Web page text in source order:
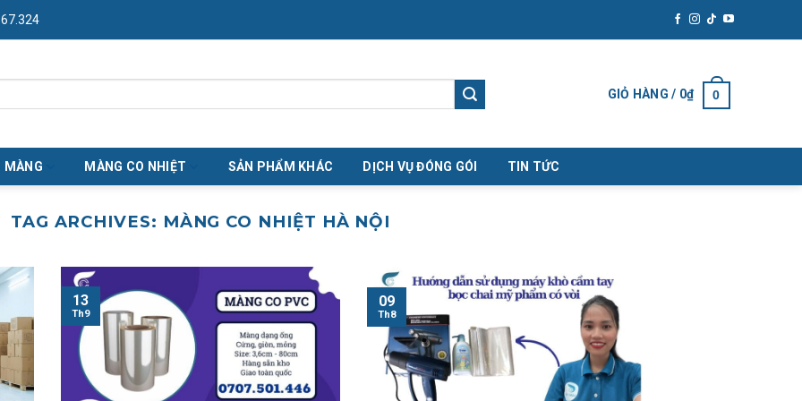
GIỎ HÀNG / 0₫ 0
MÀNG MÀNG CO NHIỆT SẢN PHẨM KHÁC DỊCH VỤ ĐÓNG GÓI TIN TỨC
TAG ARCHIVES: MÀNG CO NHIỆT HÀ NỘI
13
Th9
09
Th8